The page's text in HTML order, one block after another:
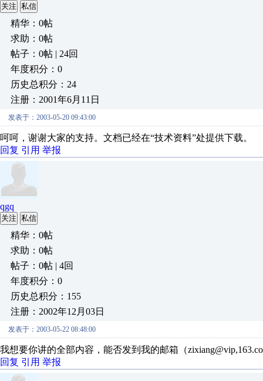
关注 私信
精华：0帖
求助：0帖
帖子：0帖 | 24回
年度积分：0
历史总积分：24
注册：2001年6月11日
发表于：2003-05-20 09:43:00
呵呵，谢谢大家的支持。文档已经在“技术资料”处提供下载。
回复 引用 举报
qgq
关注 私信
精华：0帖
求助：0帖
帖子：0帖 | 4回
年度积分：0
历史总积分：155
注册：2002年12月03日
发表于：2003-05-22 08:48:00
我想要你讲的全部内容，能否发到我的邮箱（
回复 引用 举报